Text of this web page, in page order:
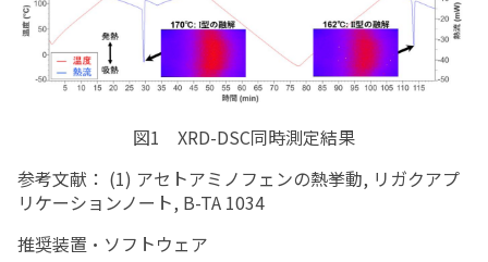
図1 XRD-DSC同時測定結果
参考文献： (1) アセトアミノフェンの熱挙動, リガクアプ
リケーションノート, B-TA 1034
推奨装置・ソフトウェア